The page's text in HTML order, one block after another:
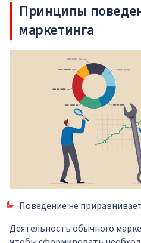
Принципы
маркетинга
Поведение не
Деятельность обычного